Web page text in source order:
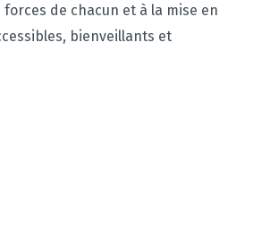
de chacun et à la mise en
bienveillants et